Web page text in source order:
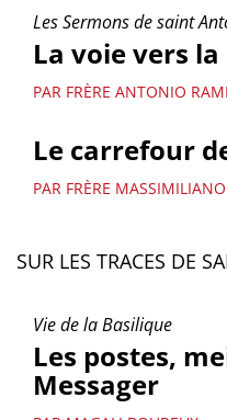
Les Sermons de saint
La voie vers
PAR FRÈRE ANTONIO
Le carrefour
PAR FRÈRE
SUR LES TRACES DE
Vie de la Basilique
Les postes,
Messager